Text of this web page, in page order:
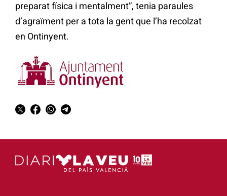
preparat física i mentalment”, tenia paraules
d’agraïment per a tota la gent que l’ha recolzat
en Ontinyent.